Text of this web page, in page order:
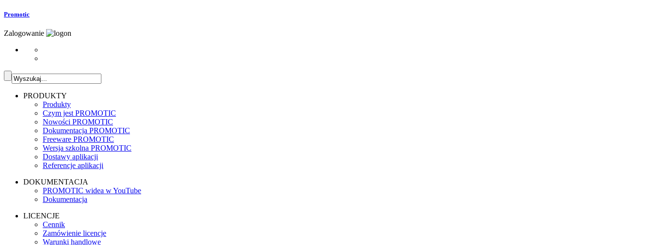
Promotic
Zalogowanie
PRODUKTY
Produkty
Czym jest PROMOTIC
Nowości PROMOTIC
Dokumentacja PROMOTIC
Freeware PROMOTIC
Wersja szkolna PROMOTIC
Dostawy aplikacji
Referencje aplikacji
DOKUMENTACJA
PROMOTIC widea w YouTube
Dokumentacja
LICENCJE
Cennik
Zamówienie licencje
Warunki handlowe